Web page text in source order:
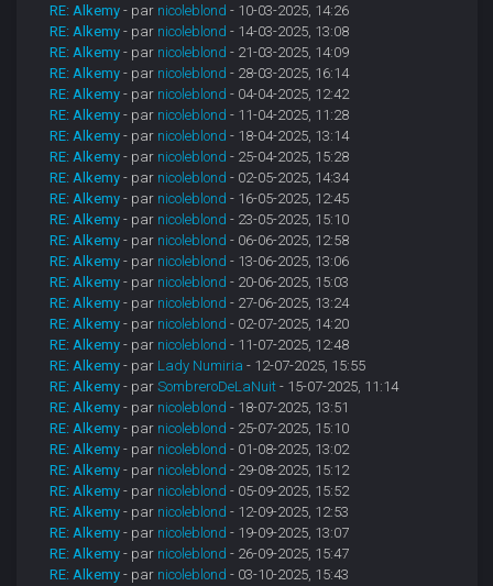
RE: Alkemy - par nicoleblond - 10-03-2025, 14:26
RE: Alkemy - par nicoleblond - 14-03-2025, 13:08
RE: Alkemy - par nicoleblond - 21-03-2025, 14:09
RE: Alkemy - par nicoleblond - 28-03-2025, 16:14
RE: Alkemy - par nicoleblond - 04-04-2025, 12:42
RE: Alkemy - par nicoleblond - 11-04-2025, 11:28
RE: Alkemy - par nicoleblond - 18-04-2025, 13:14
RE: Alkemy - par nicoleblond - 25-04-2025, 15:28
RE: Alkemy - par nicoleblond - 02-05-2025, 14:34
RE: Alkemy - par nicoleblond - 16-05-2025, 12:45
RE: Alkemy - par nicoleblond - 23-05-2025, 15:10
RE: Alkemy - par nicoleblond - 06-06-2025, 12:58
RE: Alkemy - par nicoleblond - 13-06-2025, 13:06
RE: Alkemy - par nicoleblond - 20-06-2025, 15:03
RE: Alkemy - par nicoleblond - 27-06-2025, 13:24
RE: Alkemy - par nicoleblond - 02-07-2025, 14:20
RE: Alkemy - par nicoleblond - 11-07-2025, 12:48
RE: Alkemy - par Lady Numiria - 12-07-2025, 15:55
RE: Alkemy - parSombreroDeLaNuit - 15-07-2025, 11:14
RE: Alkemy - par nicoleblond - 18-07-2025, 13:51
RE: Alkemy - par nicoleblond - 25-07-2025, 15:10
RE: Alkemy - par nicoleblond - 01-08-2025, 13:02
RE: Alkemy - par nicoleblond - 29-08-2025, 15:12
RE: Alkemy - par nicoleblond - 05-09-2025, 15:52
RE: Alkemy - par nicoleblond - 12-09-2025, 12:53
RE: Alkemy - par nicoleblond - 19-09-2025, 13:07
RE: Alkemy - par nicoleblond - 26-09-2025, 15:47
RE: Alkemy - par nicoleblond - 03-10-2025, 15:43